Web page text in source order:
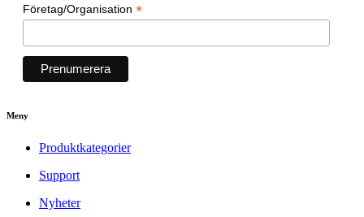
Företag/Organisation *
Meny
Produktkategorier
Support
Nyheter